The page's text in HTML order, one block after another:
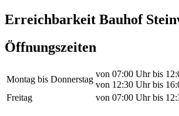
Erreichbarkeit Bauhof
Öffnungszeiten
Montag bis Donnerstag
von 07:00 Uhr bis
von 12:30 Uhr bis
Freitag
von 07:00 Uhr bis